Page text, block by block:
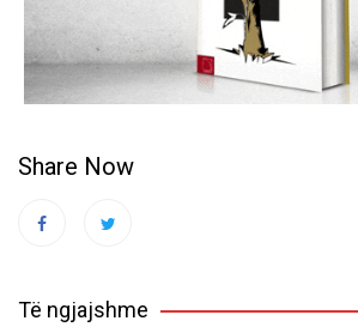
Share Now
Të ngjajshme